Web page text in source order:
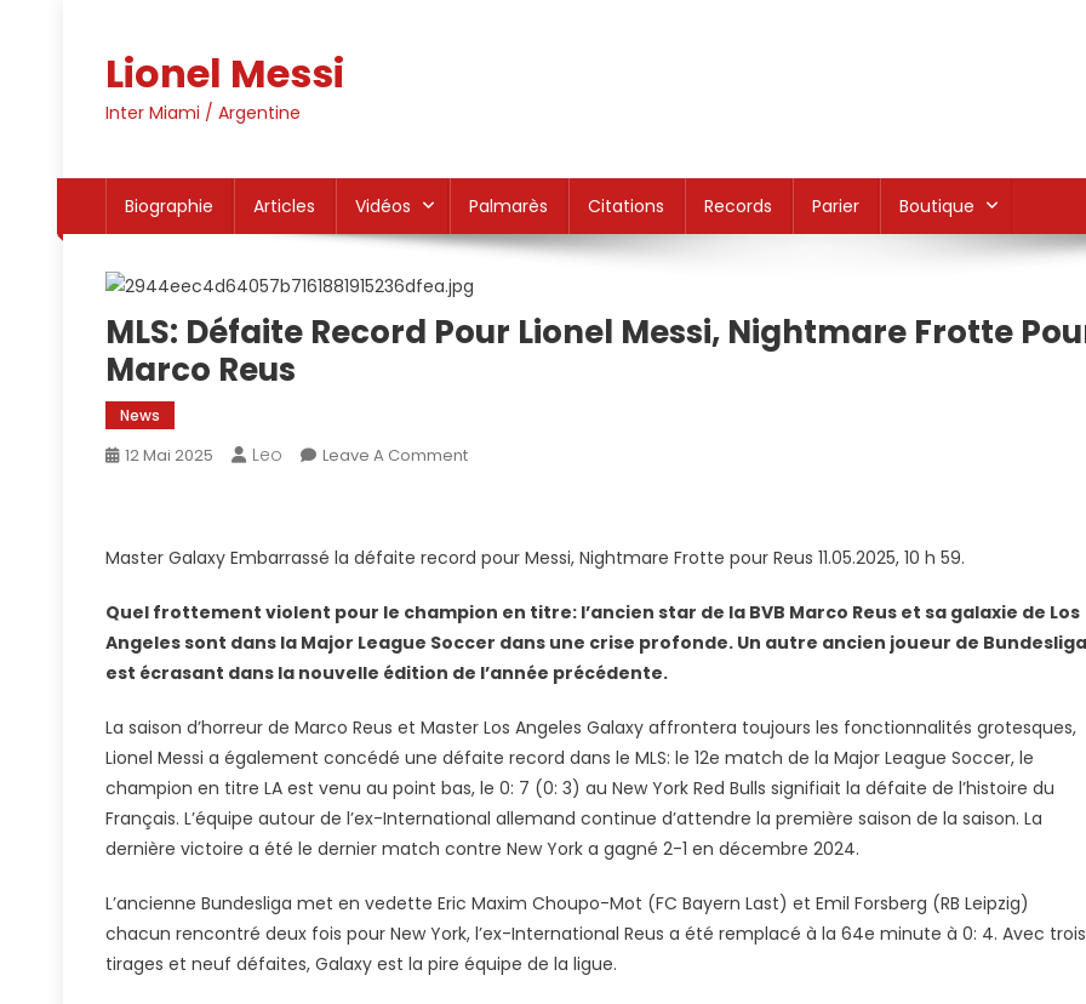
Lionel Messi
Inter Miami / Argentine
Biographie Articles Vidéos Palmarès Citations Records Parier Boutique
MLS: Défaite Record Pour Lionel Messi, Nightmare Frotte
Marco Reus
News
12 Mai 2025 Leo Leave A CommentOn
Pour
Messi,
Nightmare
Frotte
Marco
Reus
Master Galaxy Embarrassé la défaite record pour Messi, Nightmare Frotte pour Reus 11.05.2025, 10 h 59.
Quel frottement violent pour le champion en titre: l’ancien star de la BVB Marco Reus et sa galaxie de Los
Angeles sont dans la Major League Soccer dans une crise profonde. Un autre ancien joueur de Bundesliga
est écrasant dans la nouvelle édition de l’année précédente.
La saison d’horreur de Marco Reus et Master Los Angeles Galaxy affrontera toujours les fonctionnalités grotesques,
Lionel Messi a également concédé une défaite record dans le MLS: le 12e match de la Major League Soccer, le
champion en titre LA est venu au point bas, le 0: 7 (0: 3) au New York Red Bulls signifiait la défaite de l’histoire du
Français. L’équipe autour de l’ex-International allemand continue d’attendre la première saison de la saison. La
dernière victoire a été le dernier match contre New York a gagné 2-1 en décembre 2024.
L’ancienne Bundesliga met en vedette Eric Maxim Choupo-Mot (FC Bayern Last) et Emil Forsberg (RB Leipzig)
chacun rencontré deux fois pour New York, l’ex-International Reus a été remplacé à la 64e minute à 0: 4. Avec trois
tirages et neuf défaites, Galaxy est la pire équipe de la ligue.